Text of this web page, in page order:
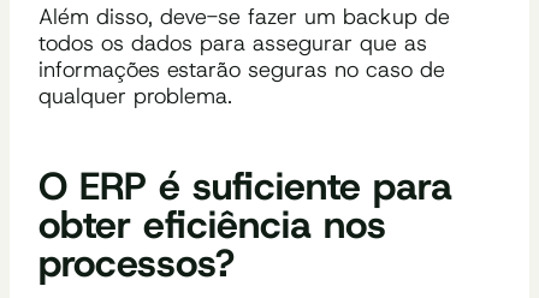
Além disso, deve-se fazer um backup de
todos os dados para assegurar que as
informações estarão seguras no caso de
qualquer problema.
O ERP é suficiente para
obter eficiência nos
processos?